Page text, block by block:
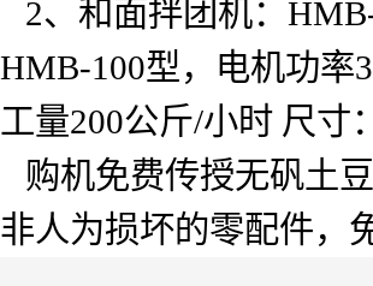
2、和面拌团机：
HMB-100型，电机功率
工量200公斤/小时 尺寸：
购机免费传授无矾土
非人为损坏的零配件，